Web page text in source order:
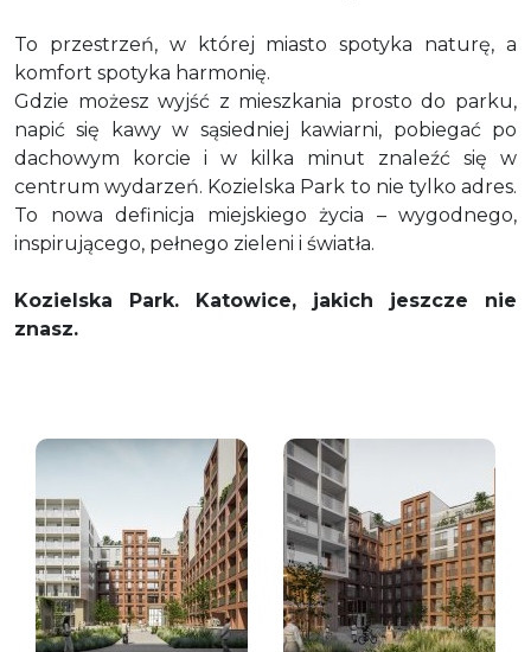
To przestrzeń, w której miasto spotyka naturę, a
komfort spotyka harmonię.
Gdzie możesz wyjść z mieszkania prosto do parku,
napić się kawy w sąsiedniej kawiarni, pobiegać po
dachowym korcie i w kilka minut znaleźć się w
centrum wydarzeń. Kozielska Park to nie tylko adres.
To nowa definicja miejskiego życia – wygodnego,
inspirującego, pełnego zieleni i światła.
Kozielska Park. Katowice, jakich jeszcze nie
znasz.